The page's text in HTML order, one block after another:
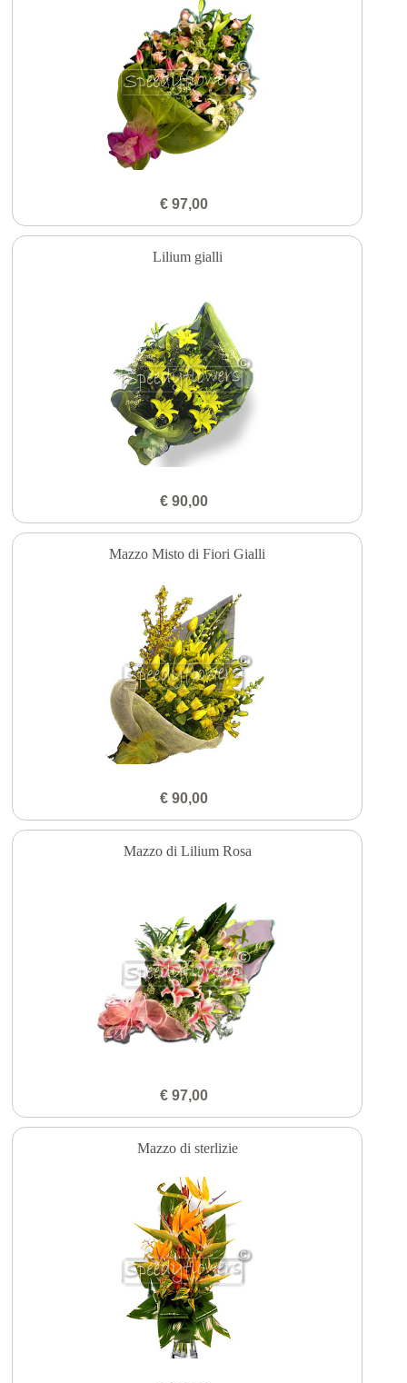
€ 97,00
Lilium gialli
€ 90,00
Mazzo Misto di Fiori Gialli
€ 90,00
Mazzo di Lilium Rosa
€ 97,00
Mazzo di sterlizie